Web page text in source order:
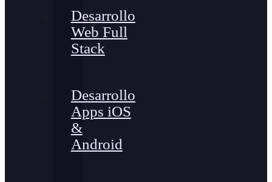
Desarrollo
Web Full
Stack
Desarrollo
Apps iOS
&
Android